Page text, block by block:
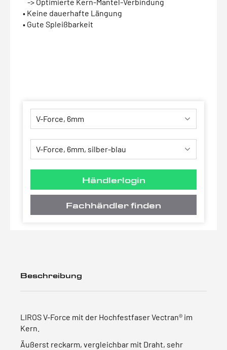
-> Optimierte Kern-Mantel-Verbindung
• Keine dauerhafte Längung
• Gute Spleißbarkeit
Händlerlogin
Fachhändler finden
Beschreibung
LIROS V-Force mit der Hochfestfaser Vectran® im
Kern.
Äußerst reckarm, vergleichbar mit Draht, sehr